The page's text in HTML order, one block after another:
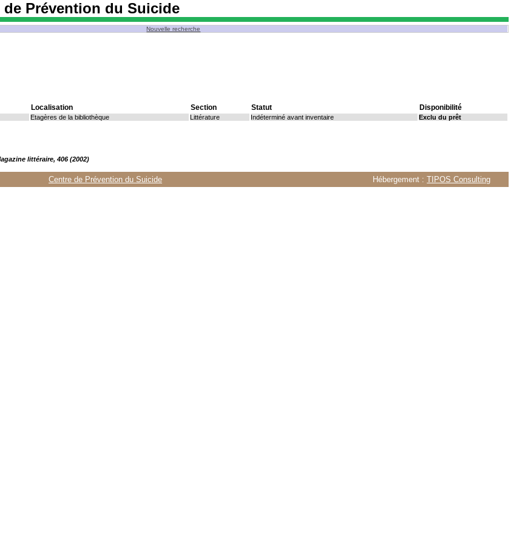
Prévention du Suicide
Nouvelle recherche
Localisation Section Statut Disponibilité
Etagères de la bibliothèque Littérature Indéterminé avant inventaire Exclu du prêt
littéraire, 406 (2002)
Centre de Prévention du Suicide Hébergement :TIPOS Consulting